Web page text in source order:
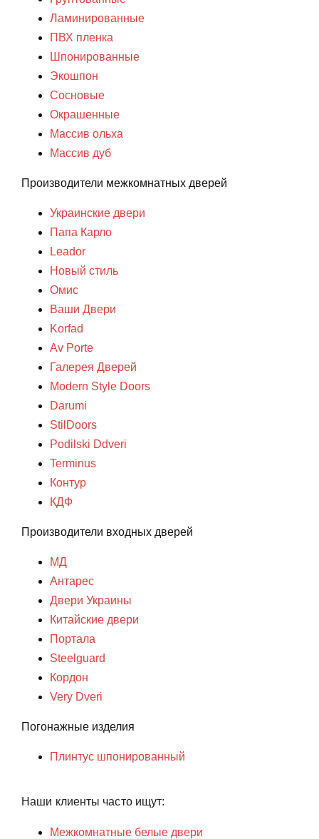
Ламинированные
ПВХ пленка
Шпонированные
Экошпон
Сосновые
Окрашенные
Массив ольха
Массив дуб
Производители межкомнатных дверей
Украинские двери
Папа Карло
Leador
Новый стиль
Омис
Ваши Двери
Korfad
Av Porte
Галерея Дверей
Modern Style Doors
Darumi
StilDoors
Podilski Ddveri
Terminus
Контур
КДФ
Производители входных дверей
МД
Антарес
Двери Украины
Китайские двери
Портала
Steelguard
Кордон
Very Dveri
Погонажные изделия
Плинтус шпонированный
Наши клиенты часто ищут:
Межкомнатные белые двери